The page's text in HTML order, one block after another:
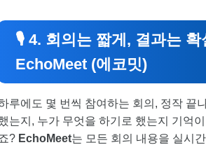
🎙️ 4. 회의는 짧게, 결과는 확
EchoMeet (에코밋)
루에도 몇 번씩 참여하는 회의, 정작 끝
는지, 누가 무엇을 하기로 했는지 기억
? EchoMeet는 모든 회의 내용을 실시